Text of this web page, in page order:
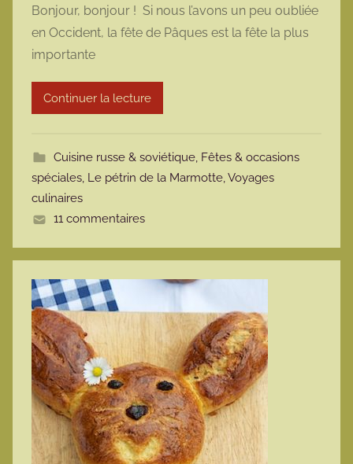
r
m
r
m
t
e
Bonjour, bonjour ! Si nous l’avons un peu oubliée
en Occident, la fête de Pâques est la fête la plus
importante
Continuer la lecture
Cuisine russe & soviétique, Fêtes & occasions
spéciales, Le pétrin de la Marmotte,Voyages
culinaires
11 commentaires